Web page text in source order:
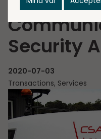
Security
2020-07-03
Transactions, Services